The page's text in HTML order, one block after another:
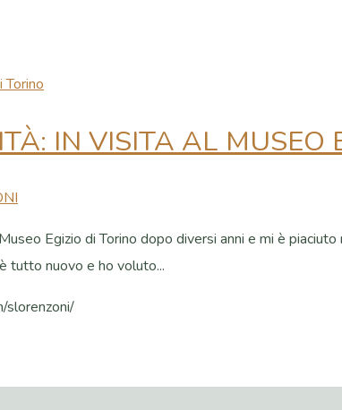
IN VISITA AL MUSEO
Egizio di Torino dopo diversi anni e mi è
tutto nuovo e ho voluto...